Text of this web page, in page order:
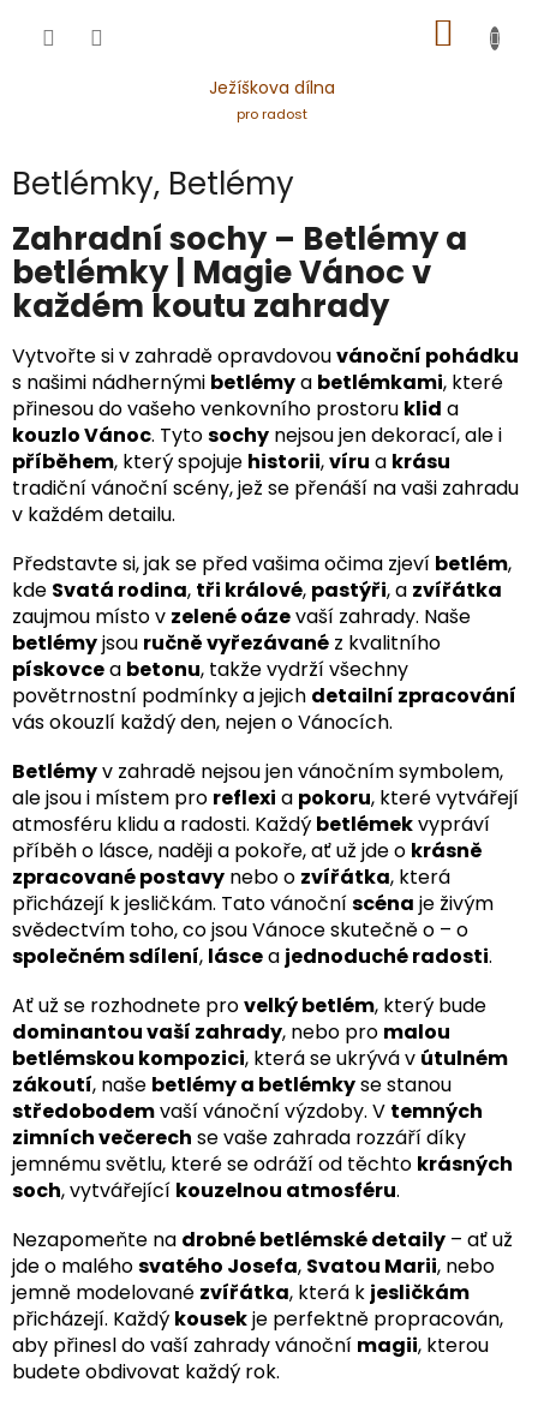
Ježíškova dílna
pro radost
KOŠÍK
Betlémky, Betlémy
Zahradní sochy – Betlémy a
betlémky | Magie Vánoc v
každém koutu zahrady
Vytvořte si v zahradě opravdovouvánoční pohádku
s našimi nádhernými betlémya betlémkami, které
přinesou do vašeho venkovního prostoru klid a
kouzlo Vánoc. Tytosochy nejsou jen dekorací, ale i
příběhem, který spojuje historii,víru a krásu
tradiční vánoční scény, jež se přenáší na vaši zahradu
v každém detailu.
Představte si, jak se před vašima očima zjeví betlém,
kde Svatá rodina, tři králové, pastýři, a zvířátka
zaujmou místo v zelené oázevaší zahrady. Naše
betlémyjsou ručně vyřezávané z kvalitního
pískovcea betonu, takže vydrží všechny
povětrnostní podmínky a jejich detailní zpracování
vás okouzlí každý den, nejen o Vánocích.
Betlémyv zahradě nejsou jen vánočním symbolem,
ale jsou i místem pro reflexi a pokoru, které vytvářejí
atmosféru klidu a radosti. Každý betlémekvypráví
příběh o lásce, naději a pokoře, ať už jde o krásně
zpracované postavy nebo o zvířátka, která
přicházejí k jesličkám. Tato vánočníscéna je živým
svědectvím toho, co jsou Vánoce skutečně o – o
společném sdílení, láscea jednoduché radosti.
Ať už se rozhodnete provelký betlém, který bude
dominantou vaší zahrady, nebo pro malou
betlémskou kompozici, která se ukrývá v útulném
zákoutí, naše betlémy a betlémkyse stanou
středobodemvaší vánoční výzdoby. V temných
zimních večerech se vaše zahrada rozzáří díky
jemnému světlu, které se odráží od těchto krásných
soch, vytvářející kouzelnou atmosféru.
Nezapomeňte na drobné betlémské detaily – ať už
jde o maléhosvatého Josefa, Svatou Marii, nebo
jemně modelované zvířátka, která k jesličkám
přicházejí. Každý kousekje perfektně propracován,
aby přinesl do vaší zahrady vánoční magii, kterou
budete obdivovat každý rok.